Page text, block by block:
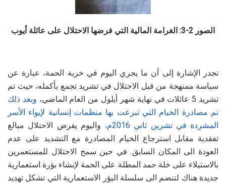
الصور 2-3: الغرامة المالية التي فرضها الاحتلال على عائلة أيوب
تجدر الإشارة إلى أن ما يجري اليوم في خربة الحمة، عبارة عن
سياسة ممنهجة من قبل الاحتلال في تشريد تجمع بأكمله، حيث تم
تشريد 5 عائلات في نهاية شهر أيلول من العام الماضي،
وبعد ذلك
تم مصادرة الخيام التي تبرعت بها منظمات إنسانية لإيواء الأسر
المشردة في تشرين ثاني 2016م،
واليوم يفرض الاحتلال مبالغ
تفقدية مقابل استرجاع الخيام المصادرة مع التشديد على عدم
العودة الى المكان السابق. في حين سمح الاحتلال للمستعمرين
بالاستيلاء على خلة حمد المطلة على الحمة لإنشاء بؤرة استعمارية
جديدة هناك لتنضم الى سلسلة البؤر الاستعمارية التي تشكل تهديد